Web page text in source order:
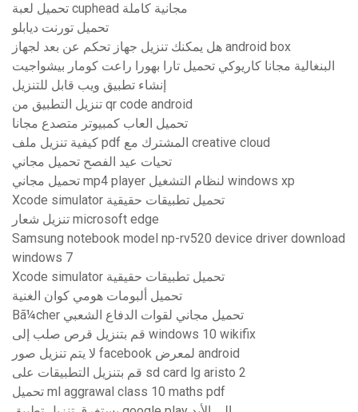
تحميل لعبة cuphead مجانية كاملة
تحميل تورنت ديابلو
هل يمكنك تنزيل جهاز تحكم عن بعد لجهاز android box
البنغالية مجانا كاريوكي تحميل تارا بهورا راعت كومار بيشواجيت
إنشاء تطبيق ويب قابل للتنزيل
تنزيل التطبيق من qr code android
تحميل العاب كمبيوتر متصدع مجانا
كيفية تنزيل ملف pdf المشترك مع creative cloud
تحيات عيد الفصح تحميل مجاني
تحميل مجاني mp4 player لنظام التشغيل windows xp
Xcode simulator تحميل تطبيقات حقيقية
تنزيل شعار microsoft edge
Samsung notebook model np-rv520 device driver download
windows 7
Xcode simulator تحميل تطبيقات حقيقية
تحميل ألبومات هومي كوان الغنية
Bã¼cher تحميل مجاني لقوات الدفاع الشعبي
قم بتنزيل قرص صلب إلى windows 10 wikifix
لا يتم تنزيل صور facebook لمعرض android
قم بتنزيل التطبيقات على sd card lg aristo 2
تحميل ml aggrawal class 10 maths pdf